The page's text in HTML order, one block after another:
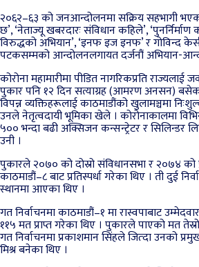
२०६२–६३ को जनआन्दोलनमा सक्रिय सहभागी
छ’, ‘नेताज्यू खबरदारः संविधान कहिले’, ‘पुनर्निर्माण
विरुद्धको अभियान’, ‘इनफ इज इनफ’ र गोविन्द
पटकसम्मको आन्दोलनलगायत दर्जनौं अभियान-
कोरोना महामारीमा पीडित नागरिकप्रति
पुकार पनि १२ दिन सत्याग्रह (आमरण अनसन) बसेका
विपन्न व्यक्तिहरूलाई काठमाडौंको खुलामञ्चमा
उनले नेतृत्वदायी भूमिका खेले । कोरोनाकालमा
५०० भन्दा बढी अक्सिजन कन्सन्ट्रेटर र सिलिन्डर
उनी ।
पुकारले २०७० को दोस्रो संविधानसभा र २०७४ को
काठमाडौं–८ बाट प्रतिस्पर्धा गरेका थिए । ती दुई
स्थानमा आएका थिए ।
गत निर्वाचनमा काठमाडौं–१ मा रास्वपाबाट
११५ मत प्राप्त गरेका थिए । पुकारले पाएको मत
गत निर्वाचनमा प्रकाशमान सिंहले जित्दा उनको प्रमुख
मिश्र बनेका थिए ।